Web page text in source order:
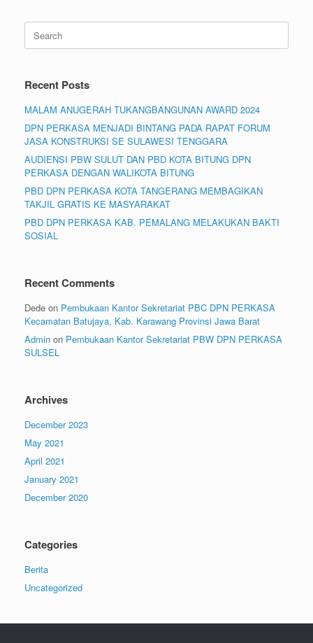
Search
for:
Recent Posts
MALAM ANUGERAH TUKANGBANGUNAN AWARD 2024
DPN PERKASA MENJADI BINTANG PADA RAPAT FORUM
JASA KONSTRUKSI SE SULAWESI TENGGARA
AUDIENSI PBW SULUT DAN PBD KOTA BITUNG DPN
PERKASA DENGAN WALIKOTA BITUNG
PBD DPN PERKASA KOTA TANGERANG MEMBAGIKAN
TAKJIL GRATIS KE MASYARAKAT
PBD DPN PERKASA KAB. PEMALANG MELAKUKAN BAKTI
SOSIAL
Recent Comments
Dede on Pembukaan Kantor Sekretariat PBC DPN PERKASA
Kecamatan Batujaya, Kab. Karawang Provinsi Jawa Barat
Admin on Pembukaan Kantor Sekretariat PBW DPN PERKASA
SULSEL
Archives
December 2023
May 2021
April 2021
January 2021
December 2020
Categories
Berita
Uncategorized